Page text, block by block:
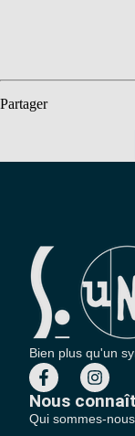
Partager
Bien plus qu'un
Nous
Qui sommes-